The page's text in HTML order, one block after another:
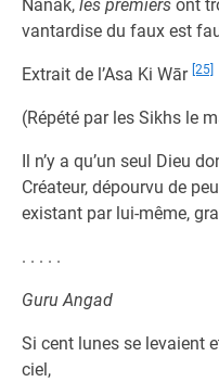
Nānak, les premiers ont
vantardise du faux est
Extrait de l’Asa Ki Wār [25]
(Répété par les Sikhs le
Il n’y a qu’un seul Dieu
Créateur, dépourvu de
existant par lui-même,
. . . . .
Guru Angad
Si cent lunes se levaient
ciel,